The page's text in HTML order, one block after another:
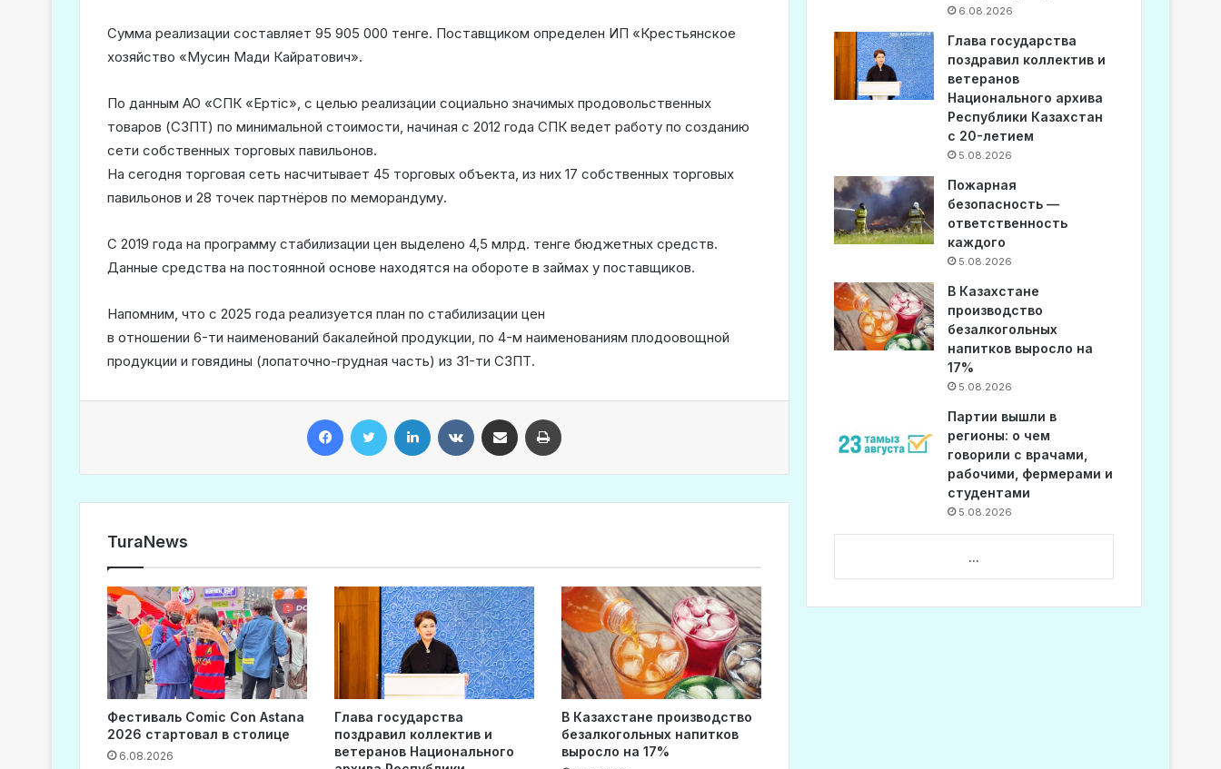
Сумма реализации составляет 95 905 000 тенге. Поставщиком определен ИП «Крестьянское
хозяйство «Мусин Мади Кайратович».
По данным АО «СПК «Ертіс», с целью реализации социально значимых продовольственных
товаров (СЗПТ) по минимальной стоимости, начиная с 2012 года СПК ведет работу по созданию
сети собственных торговых павильонов.
На сегодня торговая сеть насчитывает 45 торговых объекта, из них 17 собственных торговых
павильонов и 28 точек партнёров по меморандуму.
С 2019 года на программу стабилизации цен выделено 4,5 млрд. тенге бюджетных средств.
Данные средства на постоянной основе находятся на обороте в займах у поставщиков.
Напомним, что с 2025 года реализуется план по стабилизации цен
в отношении 6-ти наименований бакалейной продукции, по 4-м наименованиям плодоовощной
продукции и говядины (лопаточно-грудная часть) из 31-ти СЗПТ.
TuraNews
Фестиваль Comic Con Astana
2026 стартовал в столице
6.08.2026
Глава государства
поздравил коллектив и
ветеранов Национального
В Казахстане производство
безалкогольных напитков
выросло на 17%
6.08.2026
Глава государства
поздравил коллектив и
ветеранов
Национального архива
Республики Казахстан
с 20-летием
5.08.2026
Пожарная
безопасность —
ответственность
каждого
5.08.2026
В Казахстане
производство
безалкогольных
напитков выросло на
17%
5.08.2026
Партии вышли в
регионы: о чем
говорили с врачами,
рабочими, фермерами и
студентами
5.08.2026
...